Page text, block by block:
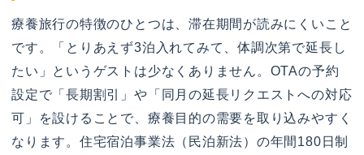
療養旅行の特徴のひとつは、滞在期間が読みにくいこと
です。「とりあえず3泊入れてみて、体調次第で延長し
たい」というゲストは少なくありません。OTAの予約
設定で「長期割引」や「同月の延長リクエストへの対応
可」を設けることで、療養目的の需要を取り込みやすく
なります。住宅宿泊事業法（民泊新法）の年間180日制